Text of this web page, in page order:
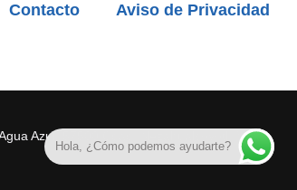
Contacto Aviso de Privacidad
Azul, 57500 Cdad. Nezahualcóyotl, Méx.
Hola, ¿Cómo podemos ayudarte?